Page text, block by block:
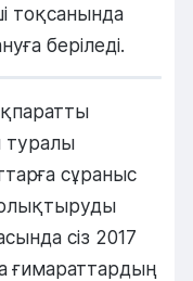
тоқсанында
беріледі.
туралы
сұраныс
сіз 2017